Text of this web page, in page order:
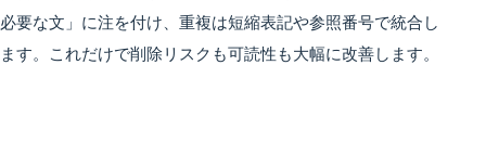
必要な文」に注を付け、重複は短縮表記や参照番号で統合し
ます。これだけで削除リスクも可読性も大幅に改善します。